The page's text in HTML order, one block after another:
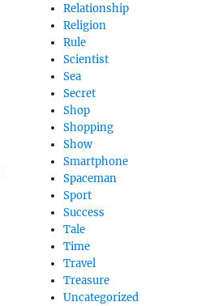
Relationship
Religion
Rule
Scientist
Sea
Secret
Shop
Shopping
Show
Smartphone
Spaceman
Sport
Success
Tale
Time
Travel
Treasure
Uncategorized